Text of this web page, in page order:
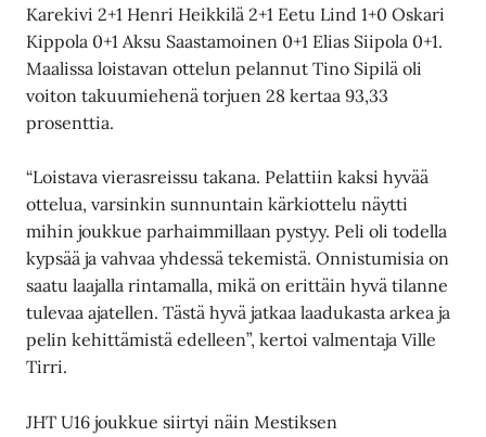
Karekivi 2+1 Henri Heikkilä 2+1 Eetu Lind 1+0 Oskari
Kippola 0+1 Aksu Saastamoinen 0+1 Elias Siipola 0+1.
Maalissa loistavan ottelun pelannut Tino Sipilä oli
voiton takuumiehenä torjuen 28 kertaa 93,33
prosenttia.
“Loistava vierasreissu takana. Pelattiin kaksi hyvää
ottelua, varsinkin sunnuntain kärkiottelu näytti
mihin joukkue parhaimmillaan pystyy. Peli oli todella
kypsää ja vahvaa yhdessä tekemistä. Onnistumisia on
saatu laajalla rintamalla, mikä on erittäin hyvä tilanne
tulevaa ajatellen. Tästä hyvä jatkaa laadukasta arkea ja
pelin kehittämistä edelleen”, kertoi valmentaja Ville
Tirri.
JHT U16 joukkue siirtyi näin Mestiksen